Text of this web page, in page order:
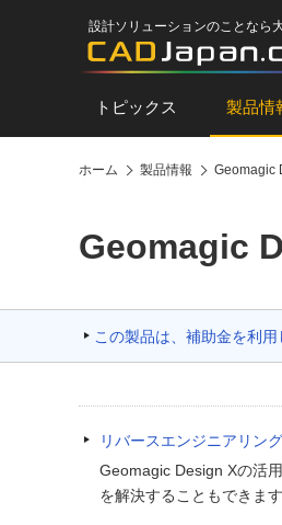
設計ソリューションのことなら
トピックス 製品情
ホーム 製品情報 Geomagic
Geomagic
この製品は、補助金を利
リバースエンジニアリン
Geomagic Design Xの活
を解決することもできま